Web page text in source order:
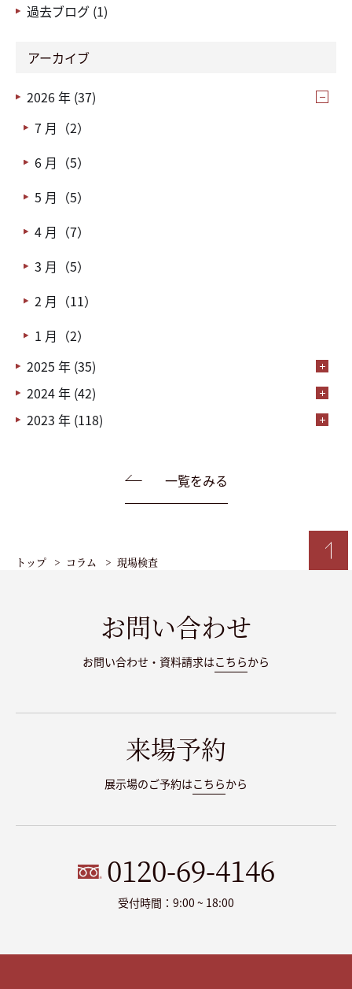
過去ブログ (1)
アーカイブ
2026 年 (37)
7 月（2）
6 月（5）
5 月（5）
4 月（7）
3 月（5）
2 月（11）
1 月（2）
2025 年 (35)
2024 年 (42)
2023 年 (118)
一覧をみる
トップ コラム 現場検査
お問い合わせ
お問い合わせ・資料請求はこちらから
来場予約
展示場のご予約はこちらから
0120-69-4146
受付時間：9:00 ~ 18:00